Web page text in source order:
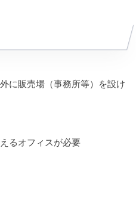
に販売場（事務所等）を設け
るオフィスが必要